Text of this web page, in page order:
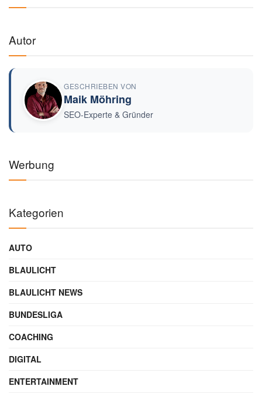
Autor
GESCHRIEBEN VON
Maik Möhring
SEO-Experte & Gründer
Werbung
Kategorien
AUTO
BLAULICHT
BLAULICHT NEWS
BUNDESLIGA
COACHING
DIGITAL
ENTERTAINMENT